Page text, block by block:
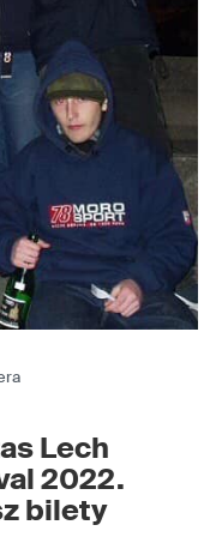
Lech
2022.
bilety